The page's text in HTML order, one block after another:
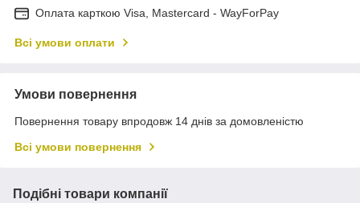
Оплата карткою Visa, Mastercard - WayForPay
Всі умови оплати
Умови повернення
Повернення товару впродовж 14 днів за домовленістю
Всі умови повернення
Подібні товари компанії